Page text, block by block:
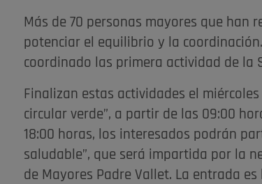
Más de 70 personas mayores que han
potenciar el equilibrio y la
coordinado las primera actividad de la
Finalizan estas actividades el
circular verde”, a partir de las 09:00
18:00 horas, los interesados podrán
saludable”, que será impartida por la
de Mayores Padre Vallet. La entrada